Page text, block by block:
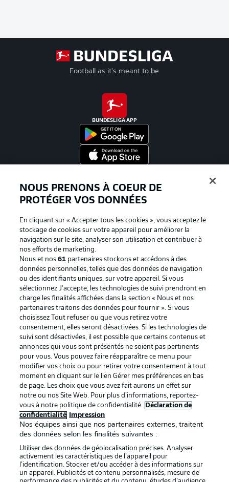
Football as it's meant to be
BUNDESLIGA APP
La publicité Conditions d’utilisation des
Mentions Légales Gérer mes préférences
Déclaration de
confidentialité
Diffuseurs
Travaux Contact
Impression Joueurs
NOUS PRENONS À COEUR DE
PROTÉGER VOS DONNÉES
En cliquant sur « Accepter tous les cookies », vous acceptez le
stockage de cookies sur votre appareil pour améliorer la
navigation sur le site, analyser son utilisation et contribuer à
nos efforts de marketing.
Nous et nos61 partenaires stockons et accédons à des
données personnelles, telles que des données de navigation
ou des identifiants uniques, sur votre appareil. Si vous
sélectionnez J'accepte, les technologies de suivi prendront en
charge les finalités affichées dans la section « Nous et nos
partenaires traitons des données pour fournir ». Si vous
choisissez Tout refuser ou que vous retirez votre
consentement, elles seront désactivées. Si les technologies de
suivi sont désactivées, il est possible que certains contenus et
annonces qui vous sont présentés ne soient pas pertinents
pour vous. Vous pouvez faire réapparaître ce menu pour
modifier vos choix ou pour retirer votre consentement à tout
moment en cliquant sur le lien Gérer mes préférences en bas
de page. Les choix que vous avez fait aurons un effet sur
notre ou nos Site Web. Pour plus d’informations, reportez-
vous à notre politique de confidentialité.
Déclaration de
confidentialité
Impression
Nos équipes ainsi que nos partenaires externes, traitent
des données selon les finalités suivantes :
Utiliser des données de géolocalisation précises. Analyser
activement les caractéristiques de l’appareil pour
l’identification. Stocker et/ou accéder à des informations sur
un appareil. Publicités et contenu personnalisés, mesure de